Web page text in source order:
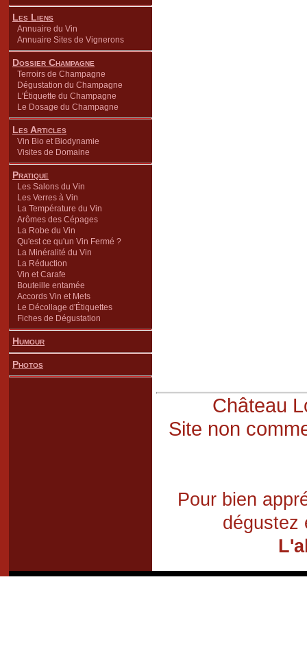
Les Liens
Annuaire du Vin
Annuaire Sites de Vignerons
Dossier Champagne
Terroirs de Champagne
Dégustation du Champagne
L'Étiquette du Champagne
Le Dosage du Champagne
Les Articles
Vin Bio et Biodynamie
Visites de Domaine
Pratique
Les Salons du Vin
Les Verres à Vin
La Température du Vin
Arômes des Cépages
La Robe du Vin
Qu'est ce qu'un Vin Fermé ?
La Minéralité du Vin
La Réduction
Vin et Carafe
Bouteille entamée
Accords Vin et Mets
Le Décollage d'Étiquettes
Fiches de Dégustation
Humour
Photos
Château
Site non
Pour bien
dégustez